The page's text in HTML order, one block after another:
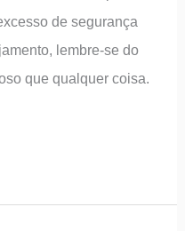
de segurança
lembre-se do
que qualquer coisa.